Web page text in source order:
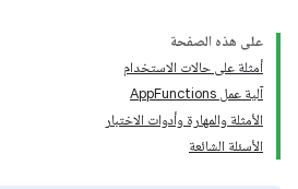
على هذه الصفحة
أمثلة على حالات الاستخدام
آلية عمل AppFunctions
الأمثلة والمهارة وأدوات الاختبار
الأسئلة الشائعة